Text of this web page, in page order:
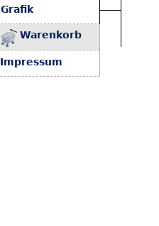
Grafik
Warenkorb
Impressum